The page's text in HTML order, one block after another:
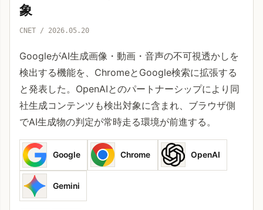
象
CNET / 2026.05.20
GoogleがAI生成画像・動画・音声の不可視透かしを
検出する機能を、ChromeとGoogle検索に拡張する
と発表した。OpenAIとのパートナーシップにより同
社生成コンテンツも検出対象に含まれ、ブラウザ側
でAI生成物の判定が常時走る環境が前進する。
Google Chrome OpenAI
Gemini